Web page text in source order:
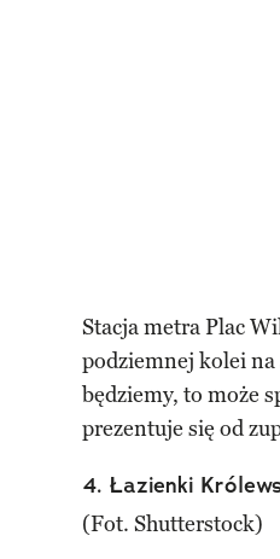
Stacja metra Plac
podziemnej kolei na
będziemy, to może
prezentuje się od
4. Łazienki
(Fot. Shutterstock)